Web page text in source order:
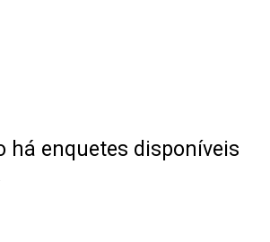
há enquetes disponíveis